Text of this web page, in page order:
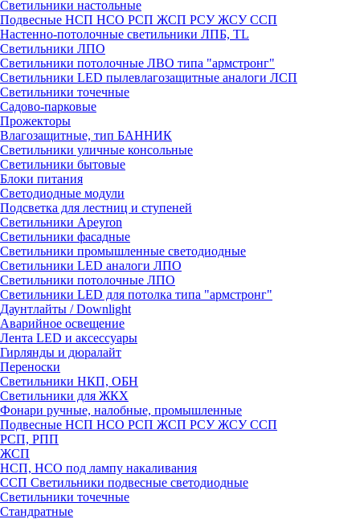
Светильники настольные
Подвесные НСП НСО РСП ЖСП РСУ ЖСУ ССП
Настенно-потолочные светильники ЛПБ, TL
Светильники ЛПО
Светильники потолочные ЛВО типа "армстронг"
Светильники LED пылевлагозащитные аналоги ЛСП
Светильники точечные
Садово-парковые
Прожекторы
Влагозащитные, тип БАННИК
Светильники уличные консольные
Светильники бытовые
Блоки питания
Светодиодные модули
Подсветка для лестниц и ступеней
Светильники Apeyron
Светильники фасадные
Светильники промышленные светодиодные
Светильники LED аналоги ЛПО
Светильники потолочные ЛПО
Светильники LED для потолка типа "армстронг"
Даунтлайты / Downlight
Аварийное освещение
Лента LED и аксессуары
Гирлянды и дюралайт
Переноски
Светильники НКП, ОБН
Светильники для ЖКХ
Фонари ручные, налобные, промышленные
Подвесные НСП НСО РСП ЖСП РСУ ЖСУ ССП
РСП, РПП
ЖСП
НСП, НСО под лампу накаливания
ССП Светильники подвесные светодиодные
Светильники точечные
Стандратные